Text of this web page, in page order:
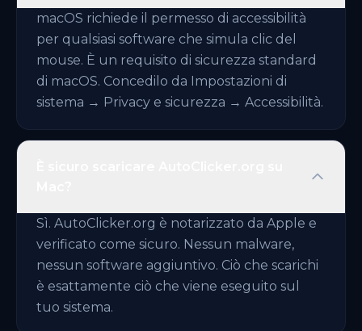
macOS richiede il permesso di accessibilità
per qualsiasi software che simula clic del
mouse. È un requisito di sicurezza standard
di macOS. Concedilo da Impostazioni di
sistema → Privacy e sicurezza → Accessibilità.
Sì. AutoClicker.org è notarizzato da Apple e
verificato come sicuro. Nessun malware,
nessun software aggiuntivo. Ciò che scarichi
è esattamente ciò che viene eseguito sul
tuo sistema.